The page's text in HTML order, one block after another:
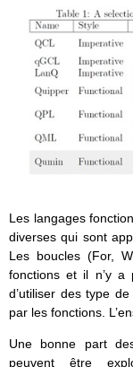
Les langages
diverses qui sont
Les boucles (For,
fonctions et il n’y a
d’utiliser des type
par les fonctions.
Une bonne part
peuvent être